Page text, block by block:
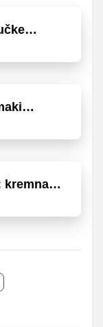
kremna